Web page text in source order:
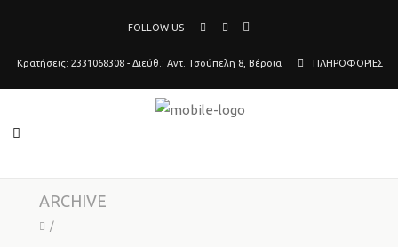
FOLLOW US
Κρατήσεις: 2331068308 - Διεύθ.: Αντ. Τσούπελη 8, Βέροια ΠΛΗΡΟΦΟΡΙΕΣ
ARCHIVE
/